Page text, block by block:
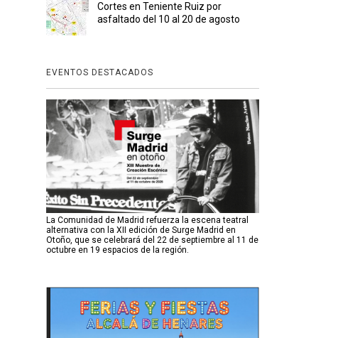
Cortes en Teniente Ruiz por
asfaltado del 10 al 20 de agosto
EVENTOS DESTACADOS
La Comunidad de Madrid refuerza la escena teatral
alternativa con la XII edición de Surge Madrid en
Otoño, que se celebrará del 22 de septiembre al 11 de
octubre en 19 espacios de la región.